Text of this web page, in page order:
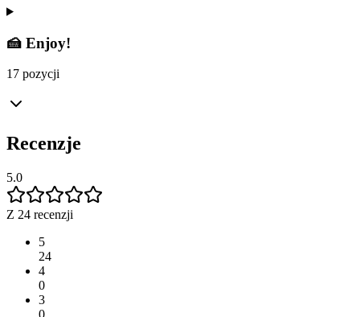
🍰 Enjoy!
17 pozycji
Recenzje
5.0
Z 24 recenzji
5
24
4
0
3
0